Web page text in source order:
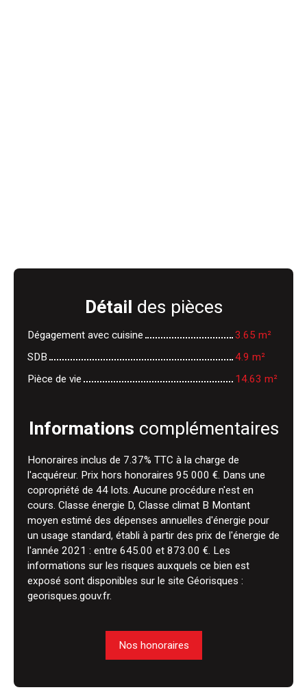
Détail des pièces
Dégagement avec cuisine
3.65 m²
SDB
4.9 m²
Pièce de vie
14.63 m²
Informations complémentaires
Honoraires inclus de 7.37% TTC à la charge de
l'acquéreur. Prix hors honoraires 95 000 €. Dans une
copropriété de 44 lots. Aucune procédure n'est en
cours. Classe énergie D, Classe climat B Montant
moyen estimé des dépenses annuelles d'énergie pour
un usage standard, établi à partir des prix de l'énergie de
l'année 2021 : entre 645.00 et 873.00 €. Les
informations sur les risques auxquels ce bien est
exposé sont disponibles sur le site Géorisques :
georisques.gouv.fr.
Nos honoraires